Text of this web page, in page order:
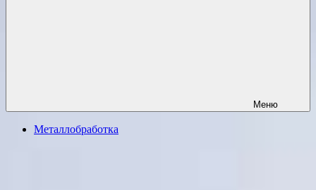
Меню
Металлобработка